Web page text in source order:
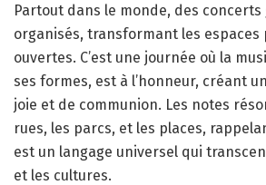
Partout dans le monde, des
organisés, transformant les espaces
ouvertes. C’est une journée où la
ses formes, est à l’honneur, créant
joie et de communion. Les notes
rues, les parcs, et les places,
est un langage universel qui
et les cultures.